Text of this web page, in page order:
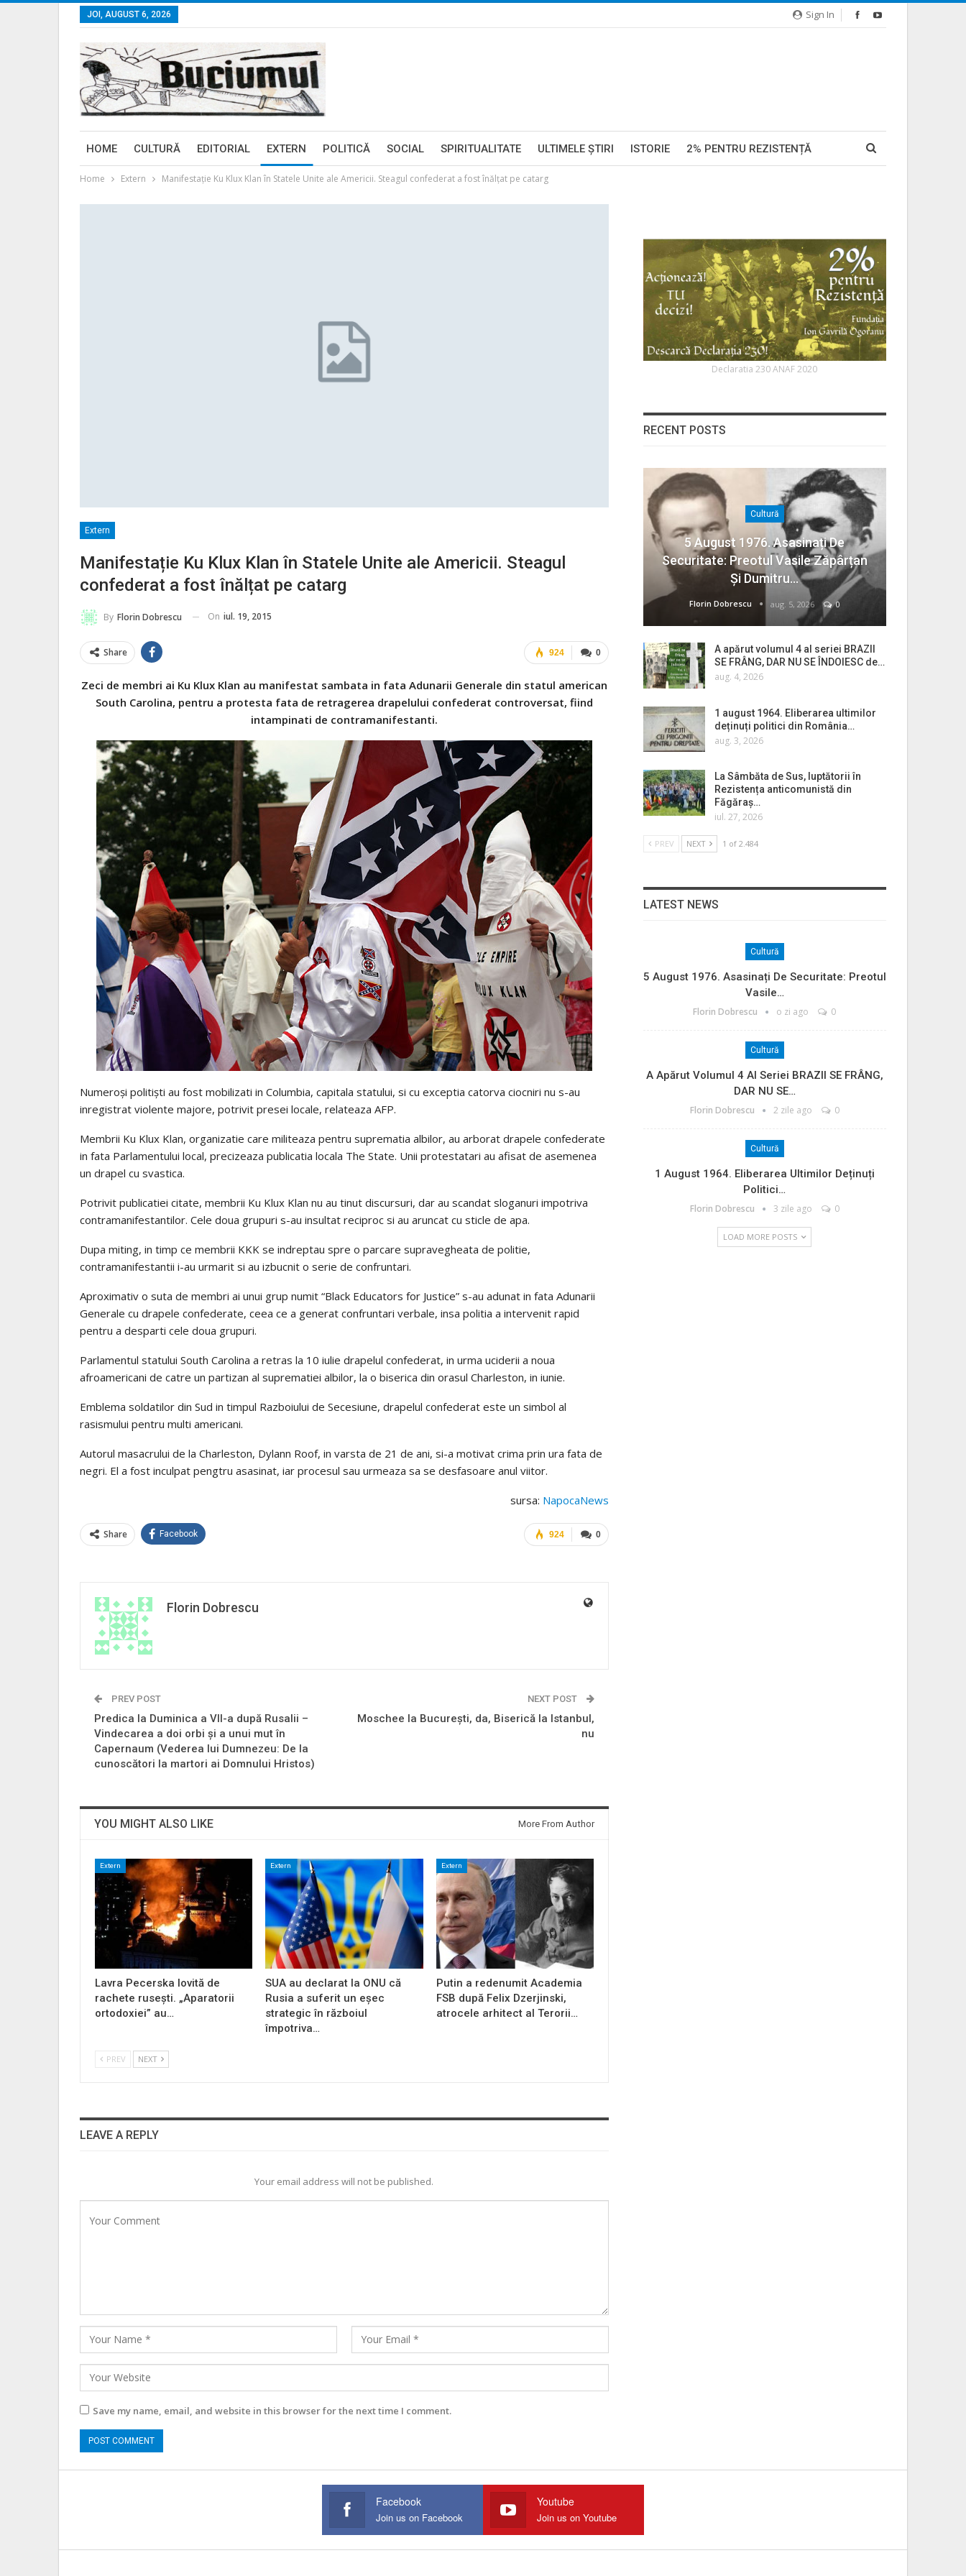
Sign In
JOI, AUGUST 6, 2026
HOME CULTURĂ EDITORIAL EXTERN POLITICĂ SOCIAL SPIRITUALITATE ULTIMELE ŞTIRI ISTORIE 2% PENTRU REZISTENȚĂ
Home Extern Manifestație Ku Klux Klan în Statele Unite ale Americii. Steagul confederat a fost înălțat pe catarg
Extern
Manifestație Ku Klux Klan în Statele Unite ale Americii. Steagul
confederat a fost înălțat pe catarg
By Florin Dobrescu On iul. 19, 2015
0
924
Share
Zeci de membri ai Ku Klux Klan au manifestat sambata in fata Adunarii Generale din statul american
South Carolina, pentru a protesta fata de retragerea drapelului confederat controversat, fiind
intampinati de contramanifestanti.
Numeroși politiști au fost mobilizati in Columbia, capitala statului, si cu exceptia catorva ciocniri nu s-au
inregistrat violente majore, potrivit presei locale, relateaza AFP.
Membrii Ku Klux Klan, organizatie care militeaza pentru suprematia albilor, au arborat drapele confederate
in fata Parlamentului local, precizeaza publicatia locala The State. Unii protestatari au afisat de asemenea
un drapel cu svastica.
Potrivit publicatiei citate, membrii Ku Klux Klan nu au tinut discursuri, dar au scandat sloganuri impotriva
contramanifestantilor. Cele doua grupuri s-au insultat reciproc si au aruncat cu sticle de apa.
Dupa miting, in timp ce membrii KKK se indreptau spre o parcare supravegheata de politie,
contramanifestantii i-au urmarit si au izbucnit o serie de confruntari.
Aproximativ o suta de membri ai unui grup numit “Black Educators for Justice” s-au adunat in fata Adunarii
Generale cu drapele confederate, ceea ce a generat confruntari verbale, insa politia a intervenit rapid
pentru a desparti cele doua grupuri.
Parlamentul statului South Carolina a retras la 10 iulie drapelul confederat, in urma uciderii a noua
afroamericani de catre un partizan al suprematiei albilor, la o biserica din orasul Charleston, in iunie.
Emblema soldatilor din Sud in timpul Razboiului de Secesiune, drapelul confederat este un simbol al
rasismului pentru multi americani.
Autorul masacrului de la Charleston, Dylann Roof, in varsta de 21 de ani, si-a motivat crima prin ura fata de
negri. El a fost inculpat pengtru asasinat, iar procesul sau urmeaza sa se desfasoare anul viitor.
sursa: NapocaNews
0
924
Share Facebook
Florin Dobrescu
PREV POST
Predica la Duminica a VII-a după Rusalii –
Vindecarea a doi orbi și a unui mut în
Capernaum (Vederea lui Dumnezeu: De la
cunoscători la martori ai Domnului Hristos)
NEXT POST
Moschee la București, da, Biserică la Istanbul,
nu
YOU MIGHT ALSO LIKE More From Author
Extern
Lavra Pecerska lovită de
rachete rusești. „Aparatorii
ortodoxiei” au…
Extern
SUA au declarat la ONU că
Rusia a suferit un eșec
strategic în războiul
împotriva…
Extern
Putin a redenumit Academia
FSB după Felix Dzerjinski,
atrocele arhitect al Terorii…
PREV NEXT
LEAVE A REPLY
Your email address will not be published.
Save my name, email, and website in this browser for the next time I comment.
Declaratia 230 ANAF 2020
RECENT POSTS
Cultură
5 August 1976. Asasinați De
Securitate: Preotul Vasile Zăpârțan
Și Dumitru…
Florin Dobrescu aug. 5, 2026 0
A apărut volumul 4 al seriei BRAZII
SE FRÂNG, DAR NU SE ÎNDOIESC de…
aug. 4, 2026
1 august 1964. Eliberarea ultimilor
deținuți politici din România…
aug. 3, 2026
La Sâmbăta de Sus, luptătorii în
Rezistența anticomunistă din
Făgăraș…
iul. 27, 2026
PREV NEXT 1 of 2.484
LATEST NEWS
Cultură
5 August 1976. Asasinați De Securitate: Preotul
Vasile…
Florin Dobrescu o zi ago 0
Cultură
A Apărut Volumul 4 Al Seriei BRAZII SE FRÂNG,
DAR NU SE…
Florin Dobrescu 2 zile ago 0
Cultură
1 August 1964. Eliberarea Ultimilor Deținuți
Politici…
Florin Dobrescu 3 zile ago 0
LOAD MORE POSTS
Facebook
Join us on Facebook
Youtube
Join us on Youtube